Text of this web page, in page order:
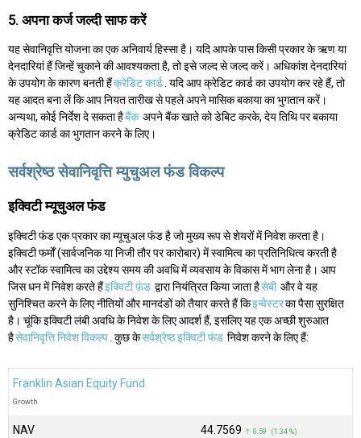
5. अपना कर्ज जल्दी साफ करें
यह सेवानिवृत्ति योजना का एक अनिवार्य हिस्सा है। यदि आपके पास किसी प्रकार के ऋण या
देनदारियां हैं जिन्हें चुकाने की आवश्यकता है, तो इसे जल्द से जल्द करें। अधिकांश देनदारियां
के उपयोग के कारण बनती हैंक्रेडिट कार्ड. यदि आप क्रेडिट कार्ड का उपयोग कर रहे हैं, तो
यह आदत बना लें कि आप नियत तारीख से पहले अपने मासिक बकाया का भुगतान करें।
अन्यथा, कोई निर्देश दे सकता हैबैंक अपने बैंक खाते को डेबिट करके, देय तिथि पर बकाया
क्रेडिट कार्ड का भुगतान करने के लिए।
सर्वश्रेष्ठ सेवानिवृत्ति म्युचुअल फंड विकल्प
इक्विटी म्यूचुअल फंड
इक्विटी फंड एक प्रकार का म्यूचुअल फंड है जो मुख्य रूप से शेयरों में निवेश करता है।
इक्विटी फर्मों (सार्वजनिक या निजी तौर पर कारोबार) में स्वामित्व का प्रतिनिधित्व करती है
और स्टॉक स्वामित्व का उद्देश्य समय की अवधि में व्यवसाय के विकास में भाग लेना है। आप
जिस धन में निवेश करते हैंइक्विटी फ़ंड द्वारा नियंत्रित किया जाता हैसेबी और वे यह
सुनिश्चित करने के लिए नीतियों और मानदंडों को तैयार करते हैं किइन्वेस्टरका पैसा सुरक्षित
है। चूंकि इक्विटी लंबी अवधि के निवेश के लिए आदर्श हैं, इसलिए यह एक अच्छी शुरुआत
हैसेवानिवृत्ति निवेश विकल्प. कुछ केसर्वश्रेष्ठ इक्विटी फंड निवेश करने के लिए हैं:
Franklin Asian Equity Fund
Growth
NAV ₹44.7569 ↑ 0.59 (1.34 %)